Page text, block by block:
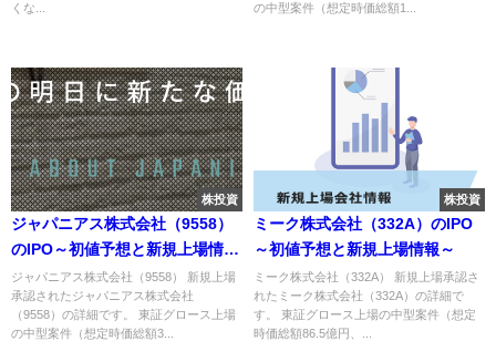
くな...
の中型案件（想定時価総額1...
株投資
ジャパニアス株式会社（9558）
のIPO～初値予想と新規上場情報
～
ジャパニアス株式会社（9558） 新規上場
承認されたジャパニアス株式会社
（9558）の詳細です。 東証グロース上場
の中型案件（想定時価総額3...
株投資
ミーク株式会社（332A）のIPO
～初値予想と新規上場情報～
ミーク株式会社（332A） 新規上場承認さ
れたミーク株式会社（332A）の詳細で
す。 東証グロース上場の中型案件（想定
時価総額86.5億円、...